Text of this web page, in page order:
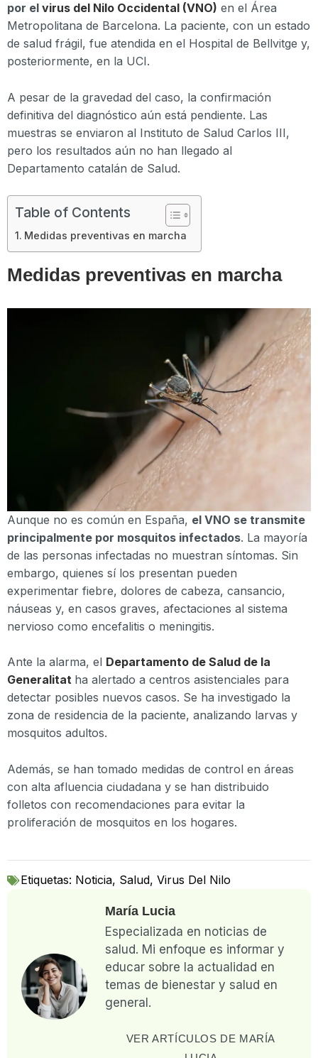
por el virus del Nilo Occidental (VNO) en el Área
Metropolitana de Barcelona. La paciente, con un estado
de salud frágil, fue atendida en el Hospital de Bellvitge y,
posteriormente, en la UCI.
A pesar de la gravedad del caso, la confirmación
definitiva del diagnóstico aún está pendiente. Las
muestras se enviaron al Instituto de Salud Carlos III,
pero los resultados aún no han llegado al
Departamento catalán de Salud.
Table of Contents
Medidas preventivas en marcha
Medidas preventivas en marcha
Aunque no es común en España, el VNO se transmite
principalmente por mosquitos infectados. La mayoría
de las personas infectadas no muestran síntomas. Sin
embargo, quienes sí los presentan pueden
experimentar fiebre, dolores de cabeza, cansancio,
náuseas y, en casos graves, afectaciones al sistema
nervioso como encefalitis o meningitis.
Ante la alarma, el Departamento de Salud de la
Generalitat ha alertado a centros asistenciales para
detectar posibles nuevos casos. Se ha investigado la
zona de residencia de la paciente, analizando larvas y
mosquitos adultos.
Además, se han tomado medidas de control en áreas
con alta afluencia ciudadana y se han distribuido
folletos con recomendaciones para evitar la
proliferación de mosquitos en los hogares.
Etiquetas: Noticia, Salud, Virus Del Nilo
María Lucia
Especializada en noticias de
salud. Mi enfoque es informar y
educar sobre la actualidad en
temas de bienestar y salud en
general.
VER ARTÍCULOS DE MARÍA